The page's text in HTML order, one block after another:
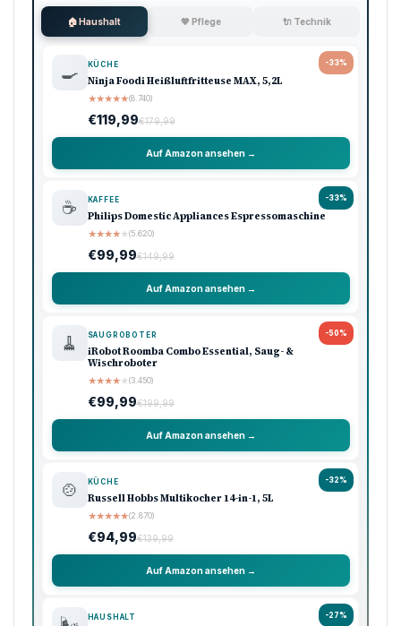
🏠 Haushalt 💖 Pflege 🔌 Technik
-33%
🍳 KÜCHE
Ninja Foodi Heißluftfritteuse MAX, 5,2L
★★★★★(8.740)
€119,99€179,99
Auf Amazon ansehen →
-33%
☕ KAFFEE
Philips Domestic Appliances Espressomaschine
★★★★★(5.620)
€99,99€149,99
Auf Amazon ansehen →
-50%
🧹 SAUGROBOTER
iRobot Roomba Combo Essential, Saug- &
Wischroboter
★★★★★(3.450)
€99,99€199,99
Auf Amazon ansehen →
-32%
🍲 KÜCHE
Russell Hobbs Multikocher 14-in-1, 5L
★★★★★(2.870)
€94,99€139,99
Auf Amazon ansehen →
-27%
HAUSHALT